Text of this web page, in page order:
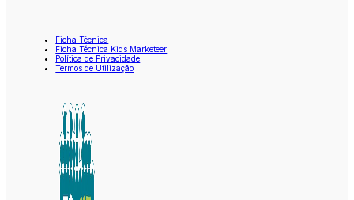
Ficha Técnica
Ficha Técnica Kids Marketeer
Política de Privacidade
Termos de Utilização